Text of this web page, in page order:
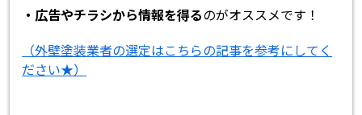
・広告やチラシから情報を得るのがオススメです！
（外壁塗装業者の選定はこちらの記事を参考にしてく
ださい★）